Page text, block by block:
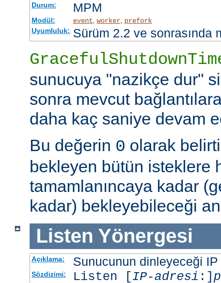
Durum: MPM
Modül: event, worker, prefork
Uyumluluk: Sürüm 2.2 ve sonrasında
sunucuya "nazikçe dur"
sonra mevcut
daha kaç saniye devam
Bu değerin 0 olarak
bekleyen bütün isteklere
tamamlanıncaya kadar
kadar) bekleyebileceği
Listen Yönergesi
Açıklama: Sunucunun dinleyeceği
Sözdizimi: Listen [IP-adresi :]